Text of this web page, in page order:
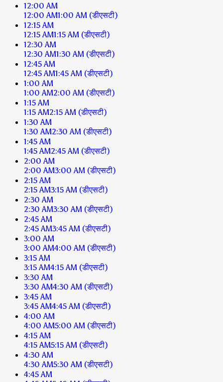
12:00 AM
12:00 AM1:00 AM (डीएसटी)
12:15 AM
12:15 AM1:15 AM (डीएसटी)
12:30 AM
12:30 AM1:30 AM (डीएसटी)
12:45 AM
12:45 AM1:45 AM (डीएसटी)
1:00 AM
1:00 AM2:00 AM (डीएसटी)
1:15 AM
1:15 AM2:15 AM (डीएसटी)
1:30 AM
1:30 AM2:30 AM (डीएसटी)
1:45 AM
1:45 AM2:45 AM (डीएसटी)
2:00 AM
2:00 AM3:00 AM (डीएसटी)
2:15 AM
2:15 AM3:15 AM (डीएसटी)
2:30 AM
2:30 AM3:30 AM (डीएसटी)
2:45 AM
2:45 AM3:45 AM (डीएसटी)
3:00 AM
3:00 AM4:00 AM (डीएसटी)
3:15 AM
3:15 AM4:15 AM (डीएसटी)
3:30 AM
3:30 AM4:30 AM (डीएसटी)
3:45 AM
3:45 AM4:45 AM (डीएसटी)
4:00 AM
4:00 AM5:00 AM (डीएसटी)
4:15 AM
4:15 AM5:15 AM (डीएसटी)
4:30 AM
4:30 AM5:30 AM (डीएसटी)
4:45 AM